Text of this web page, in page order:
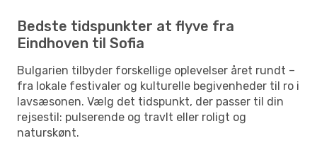
Bedste tidspunkter at flyve fra
Eindhoven til Sofia
Bulgarien tilbyder forskellige oplevelser året rundt –
fra lokale festivaler og kulturelle begivenheder til ro i
lavsæsonen. Vælg det tidspunkt, der passer til din
rejsestil: pulserende og travlt eller roligt og
naturskønt.